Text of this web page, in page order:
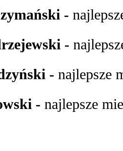
-
-
- najlepsze
- najlepsze